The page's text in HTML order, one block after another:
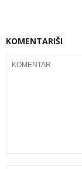
KOMENTARIŠI